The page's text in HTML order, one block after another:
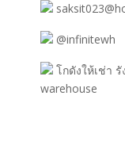
@infinitewh
โกดังให้เช่า
warehouse